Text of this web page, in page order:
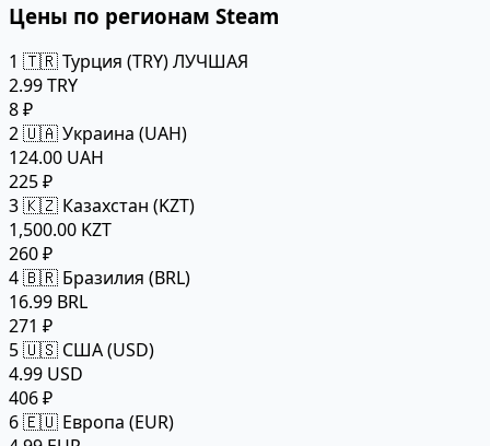
Цены по регионам Steam
1 🇹🇷 Турция (TRY)ЛУЧШАЯ
2.99 TRY
8 ₽
2🇺🇦 Украина (UAH)
124.00 UAH
225 ₽
3🇰🇿 Казахстан (KZT)
1,500.00 KZT
260 ₽
4🇧🇷 Бразилия (BRL)
16.99 BRL
271 ₽
5🇺🇸 США (USD)
4.99 USD
406 ₽
6🇪🇺 Европа (EUR)